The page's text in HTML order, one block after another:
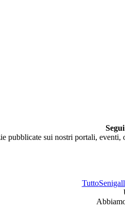
pubblicate sui nostri portali,